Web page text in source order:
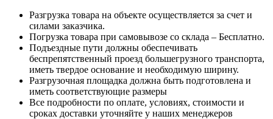
Разгрузка товара на объекте осуществляется за счет и
силами заказчика.
Погрузка товара при самовывозе со склада – Бесплатно.
Подъездные пути должны обеспечивать
беспрепятственный проезд большегрузного транспорта,
иметь твердое основание и необходимую ширину.
Разгрузочная площадка должна быть подготовлена и
иметь соответствующие размеры
Все подробности по оплате, условиях, стоимости и
сроках доставки уточняйте у наших менеджеров